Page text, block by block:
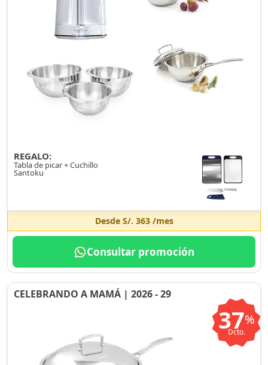
REGALO:
Tabla de picar + Cuchillo
Santoku
Desde S/. 363/mes
Consultar promoción
CELEBRANDO A MAMÁ | 2026 - 29
37%
Dcto.